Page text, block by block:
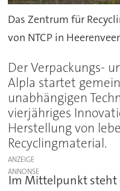
Das Zentrum für
von NTCP in
Der Verpackungs-
Alpla startet
unabhängigen
vierjähriges
Herstellung von
Recyclingmaterial.
ANZEIGE
Im Mittelpunkt steht